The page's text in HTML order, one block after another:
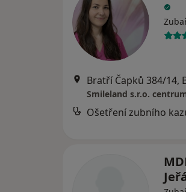
Bratří Čapků 384/14,
Smileland s.r.o.
Ošetření zubního